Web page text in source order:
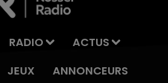
RADIO
ACTUS
JEUX ANNONCEURS